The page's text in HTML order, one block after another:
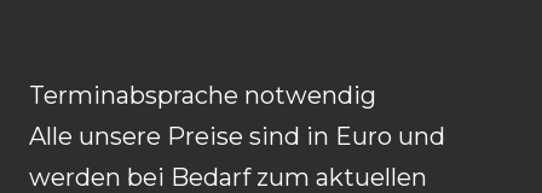
Terminabsprache notwendig
Alle unsere Preise sind in Euro und
werden bei Bedarf zum aktuellen